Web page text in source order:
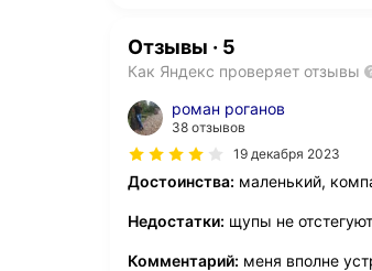
Отзывы · 5
Как Яндекс проверяет отзывы
роман роганов
38 отзывов
19 декабря 2023
Достоинства: маленький,
Недостатки: щупы не
Комментарий: меня вполне